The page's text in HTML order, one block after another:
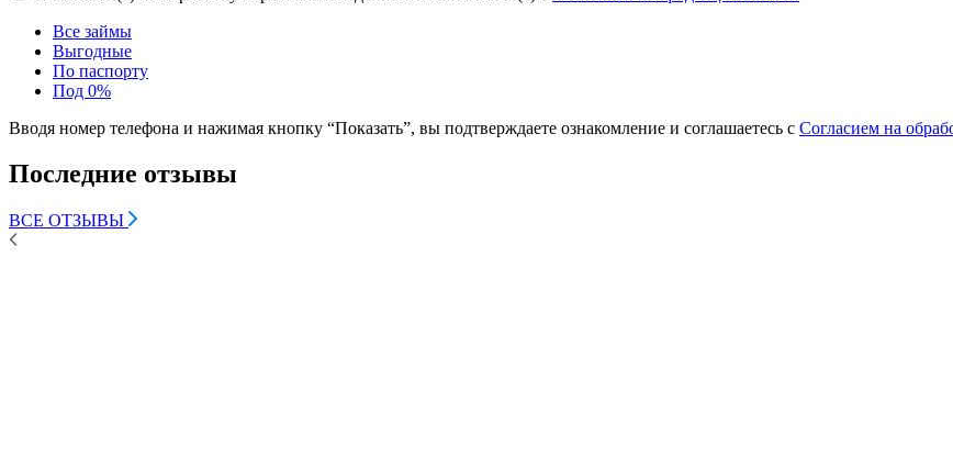
Все займы
Выгодные
По паспорту
Под 0%
Вводя номер телефона и нажимая кнопку “Показать”, вы подтверждаете ознакомление и соглашаетесь с Согласием на
Последние отзывы
ВСЕ ОТЗЫВЫ